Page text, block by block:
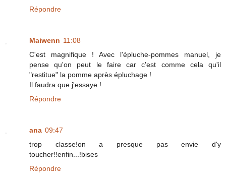
Répondre
Maiwenn 11:08
C'est magnifique ! Avec l'épluche-pommes manuel, je
pense qu'on peut le faire car c'est comme cela qu'il
"restitue" la pomme après épluchage !
Il faudra que j'essaye !
Répondre
ana 09:47
trop classe!on a presque pas envie d'y
toucher!!enfin...!bises
Répondre